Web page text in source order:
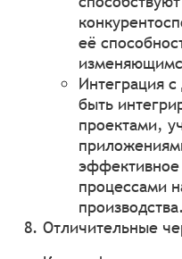
её
Интеграция
быть
проектами,
процессами
производства.
Отличительные